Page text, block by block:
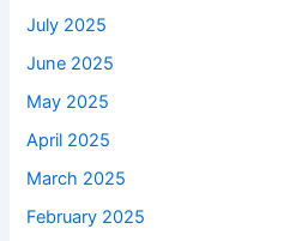
July 2025
June 2025
May 2025
April 2025
March 2025
February 2025